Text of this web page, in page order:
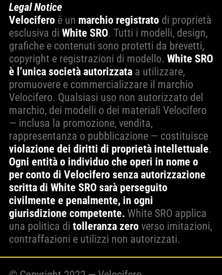
Legal Notice
Velocifero è un marchio registrato di proprietà
esclusiva di White SRO. Tutti i modelli, design,
grafiche e contenuti sono protetti da brevetti,
copyright e registrazioni di modello. White SRO
è l’unica società autorizzataa utilizzare,
promuovere e commercializzare il marchio
Velocifero. Qualsiasi uso non autorizzato del
marchio, dei modelli o dei materiali Velocifero
— inclusa la promozione, vendita,
rappresentanza o pubblicazione — costituisce
violazione dei diritti di proprietà intellettuale.
Ogni entità o individuo che operi in nome o
per conto di Velocifero senza autorizzazione
scritta di White SRO sarà perseguito
civilmente e penalmente, in ogni
giurisdizione competente. White SRO applica
una politica di tolleranza zero verso imitazioni,
contraffazioni e utilizzi non autorizzati.